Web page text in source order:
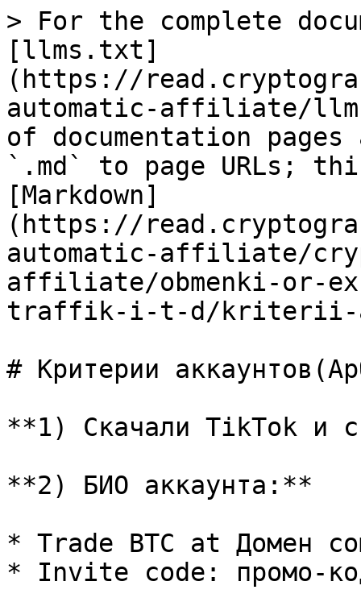
> For the complete
[llms.txt]
(https://
automatic-affiliate/
of documentation
`.md` to page URLs;
[Markdown]
(https://
automatic-affiliate/
affiliate/obmenki-or-
traffik-i-t-d/kriterii-
# Критерии
**1) Скачали TikTok и
**2) БИО аккаунта:**
* Trade BTC at Домен
* Invite code: промо-